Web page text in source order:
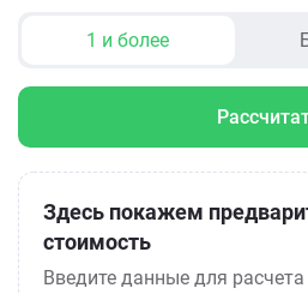
1 и более
Здесь покажем
стоимость
Введите данные для расчета